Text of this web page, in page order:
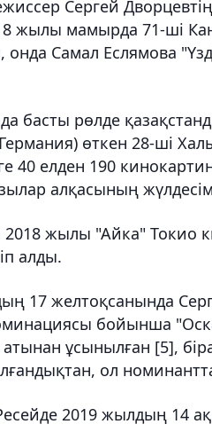
Сергей
жылы мамырда 71-ші
Самал Еслямова
басты рөлде
өткен 28-ші
40 елден 190
алқасының
жылы "Айка" Токио
алды.
17 желтоқсанында
бойынша
атынан ұсынылған [5],
ол
2019 жылдың 14